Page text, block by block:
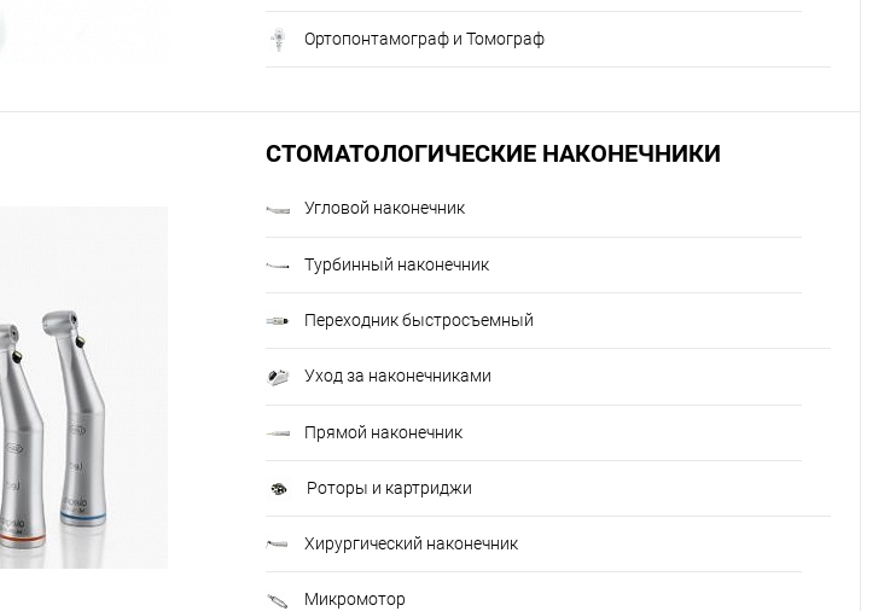
Ортопонтамограф и Томограф
СТОМАТОЛОГИЧЕСКИЕ НАКОНЕЧНИКИ
Угловой наконечник
Турбинный наконечник
Переходник быстросъемный
Уход за наконечниками
Прямой наконечник
Роторы и картриджи
Хирургический наконечник
Микромотор